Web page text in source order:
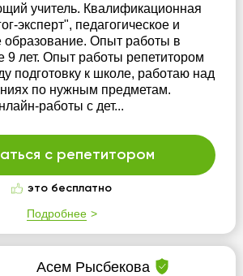
учитель. Квалификационная
эксперт", педагогическое и
образование. Опыт работы в
9 лет. Опыт работы репетитором
подготовку к школе, работаю над
по нужным предметам.
работы с дет...
с репетитором
это бесплатно
Подробнее
Асем Рысбекова